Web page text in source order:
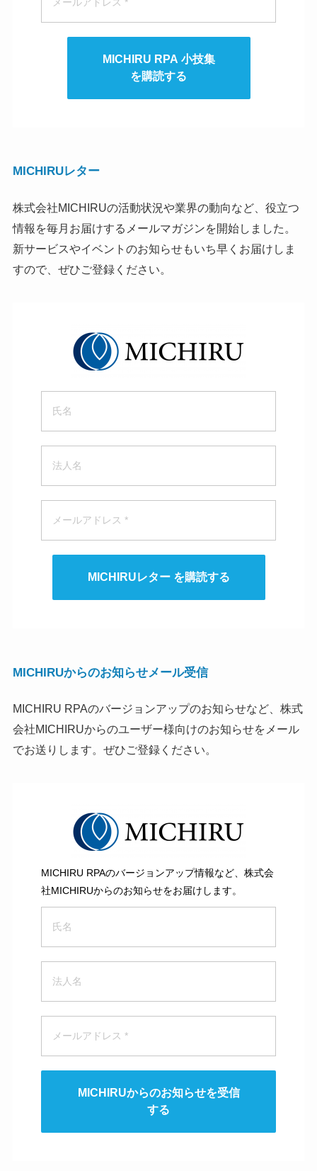
MICHIRU RPA 小技集
を購読する
MICHIRUレター
株式会社MICHIRUの活動状況や業界の動向など、役立つ
情報を毎月お届けするメールマガジンを開始しました。
新サービスやイベントのお知らせもいち早くお届けしま
すので、ぜひご登録ください。
MICHIRUレター を購読する
MICHIRUからのお知らせメール受信
MICHIRU RPAのバージョンアップのお知らせなど、株式
会社MICHIRUからのユーザー様向けのお知らせをメール
でお送りします。ぜひご登録ください。
MICHIRU RPAのバージョンアップ情報など、株式会
社MICHIRUからのお知らせをお届けします。
MICHIRUからのお知らせを受信
する